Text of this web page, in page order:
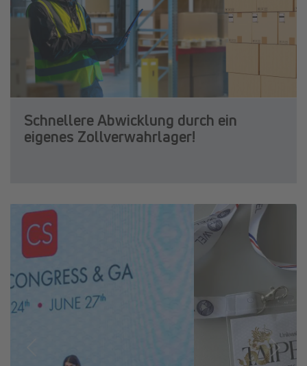
Schnellere Abwicklung durch ein
eigenes Zollverwahrlager!
Previous Next